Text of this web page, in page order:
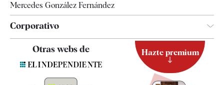
Mercedes González Fernández
Corporativo
Contacto
Otras webs de Hazte premium